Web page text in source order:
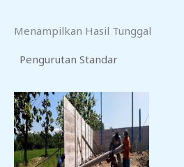
Menampilkan Hasil Tunggal